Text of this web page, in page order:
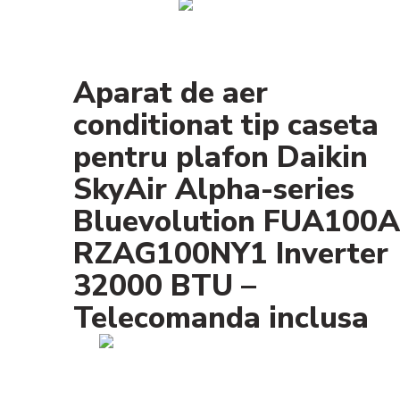
Aparat de aer
conditionat tip caseta
pentru plafon Daikin
SkyAir Alpha-series
Bluevolution
RZAG100NY1 Inverter
32000 BTU –
Telecomanda inclusa